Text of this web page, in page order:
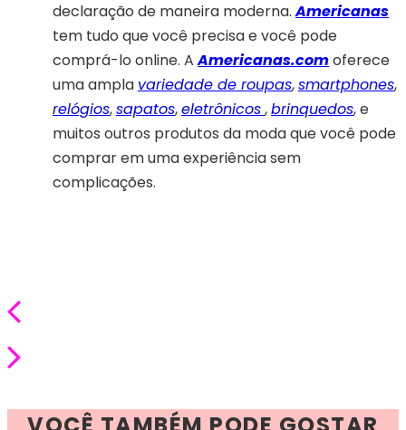
declaração de maneira moderna.Americanas
tem tudo que você precisa e você pode
comprá-lo online. AAmericanas.comoferece
uma ampla variedade de roupas,smartphones,
relógios,sapatos,eletrônicos,brinquedos, e
muitos outros produtos da moda que você pode
comprar em uma experiência sem
complicações.